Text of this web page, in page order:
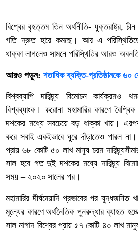
বিশ্বের বৃহত্তম তিন অর্থনীতি- যুক্তরাষ্ট্র,
গতি দ্রুত হারে কমছে। আর এ পরিস্থিতিতে
ধাক্কা লাগলেও সামনে পরিস্থিতির আরও
আরও পড়ুন: শতাধিক ব্যক্তি-প্রতিষ্ঠানকে ৬০
বিশ্বব্যাপি দারিদ্র্য বিমোচন কার্যক্রমও
বিশ্বব্যাংক। করোনা মহামারির কারণে
দশকের মধ্যে সবচেয়ে বড় ধাক্কা খায়।
করে সবাই একইভাবে ঘুরে দাঁড়াতেও পারল
প্রায় ৬৮ কোটি ৫০ লাখ মানুষ চরম
সাল হবে গত দুই দশকের মধ্যে দারিদ্র্য
সময় – ২০২০ সালের পর।
মহামারির দীর্ঘমেয়াদি প্রভাবের পর যুদ্ধজনিত
মূল্যের কারণে অর্থনৈতিক পুনরুদ্ধার ব্যাহত
সাল নাগাদ বিশ্বের প্রায় ৫৭ কোটি ৪০ লাখ